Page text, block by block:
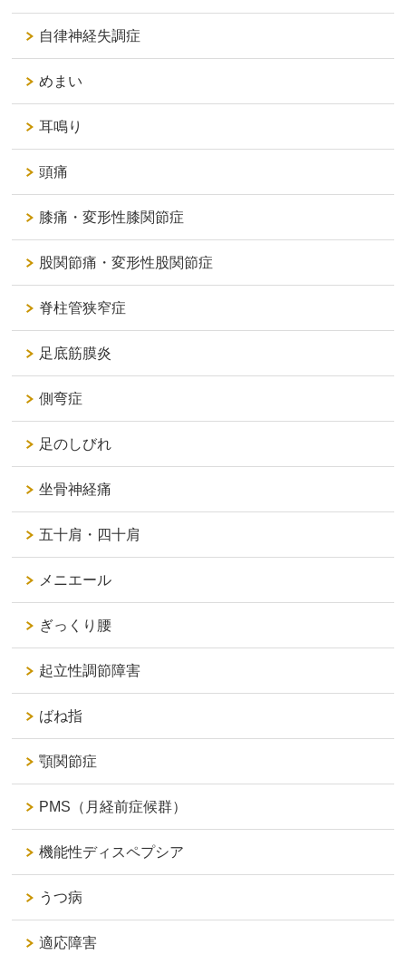
自律神経失調症
めまい
耳鳴り
頭痛
膝痛・変形性膝関節症
股関節痛・変形性股関節症
脊柱管狭窄症
足底筋膜炎
側弯症
足のしびれ
坐骨神経痛
五十肩・四十肩
メニエール
ぎっくり腰
起立性調節障害
ばね指
顎関節症
PMS（月経前症候群）
機能性ディスペプシア
うつ病
適応障害